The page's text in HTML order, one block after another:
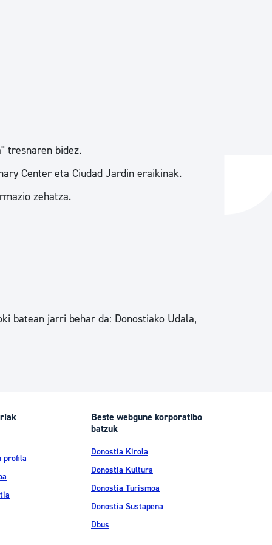
tresnaren bidez.
Center eta Ciudad Jardin eraikinak.
zehatza.
batean jarri behar da: Donostiako Udala,
profila
Beste webgune korporatibo
batzuk
Donostia Kirola
Donostia Kultura
Donostia Turismoa
Donostia Sustapena
Dbus